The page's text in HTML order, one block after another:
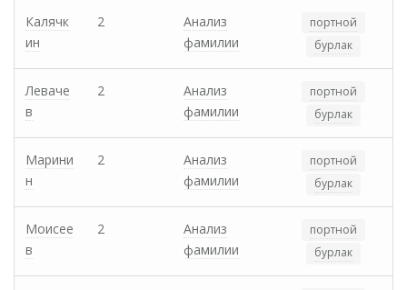
Калячк
ин
2
Анализ
фамилии
портной
бурлак
Леваче
в
2
Анализ
фамилии
портной
бурлак
Марини
н
2
Анализ
фамилии
портной
бурлак
Моисее
в
2
Анализ
фамилии
портной
бурлак